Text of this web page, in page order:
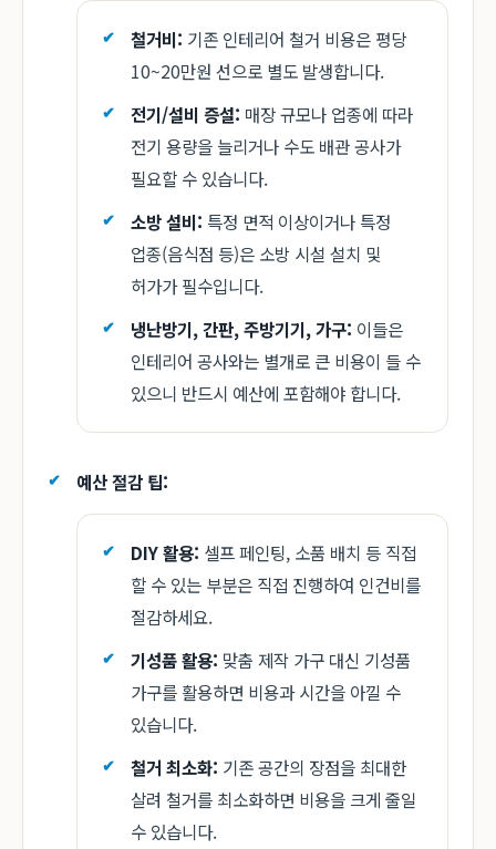
철거비: 기존 인테리어 철거 비용은 평당
10~20만원 선으로 별도 발생합니다.
전기/설비 증설: 매장 규모나 업종에 따라
전기 용량을 늘리거나 수도 배관 공사가
필요할 수 있습니다.
소방 설비: 특정 면적 이상이거나 특정
업종(음식점 등)은 소방 시설 설치 및
허가가 필수입니다.
냉난방기, 간판, 주방기기, 가구: 이들은
인테리어 공사와는 별개로 큰 비용이 들 수
있으니 반드시 예산에 포함해야 합니다.
예산 절감 팁:
DIY 활용: 셀프 페인팅, 소품 배치 등 직접
할 수 있는 부분은 직접 진행하여 인건비를
절감하세요.
기성품 활용: 맞춤 제작 가구 대신 기성품
가구를 활용하면 비용과 시간을 아낄 수
있습니다.
철거 최소화: 기존 공간의 장점을 최대한
살려 철거를 최소화하면 비용을 크게 줄일
수 있습니다.